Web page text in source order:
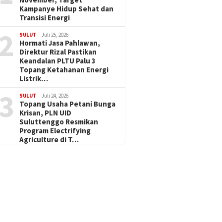
Kampanye Hidup Sehat dan
Transisi Energi
SULUT Juli 25, 2026
Hormati Jasa Pahlawan,
Direktur Rizal Pastikan
Keandalan PLTU Palu 3
Topang Ketahanan Energi
Listrik…
SULUT Juli 24, 2026
Topang Usaha Petani Bunga
Krisan, PLN UID
Suluttenggo Resmikan
Program Electrifying
Agriculture di T…